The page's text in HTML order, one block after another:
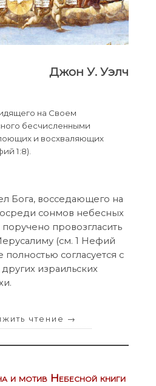
Джон У. Уэлч
на Своем
бесчисленными
и восхваляющих
1:8).
Бога, восседающего на
сонмов небесных
провозгласить
(см. 1 Нефий
полностью согласуется с
израильских
чтение →
и мотив Небесной книги